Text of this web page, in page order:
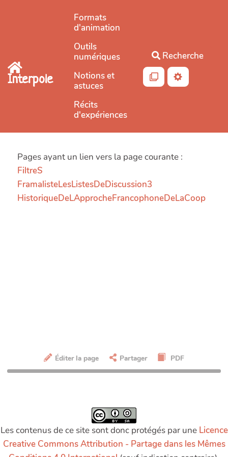
Aller au contenu principal
Interpole
Formats
d'animation
Outils
numériques
Notions et
astuces
Récits
d'expériences
Recherche
Pages ayant un lien vers la page courante :
FiltreS
FramalisteLesListesDeDiscussion3
HistoriqueDeLApprocheFrancophoneDeLaCoop
Éditer la page Partager PDF
Les contenus de ce site sont donc protégés par une Licence
Creative Commons Attribution - Partage dans les Mêmes